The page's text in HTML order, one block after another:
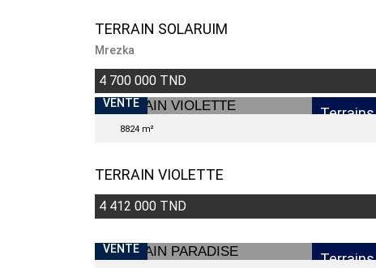
TERRAIN SOLARUIM
Mrezka
4 700 000 TND
VENTE
Terrains
8824 m²
TERRAIN VIOLETTE
4 412 000 TND
VENTE
Terrains